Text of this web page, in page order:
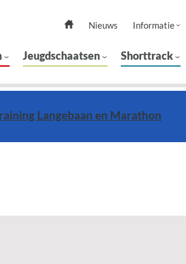
Nieuws Informatie
Jeugdschaatsen Shorttrack
Langebaan en Marathon